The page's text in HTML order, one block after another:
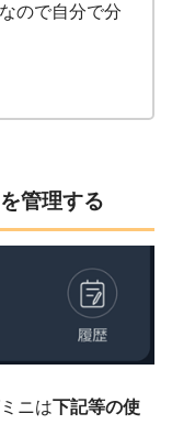
ので自分で分
管理する
ニは下記等の使